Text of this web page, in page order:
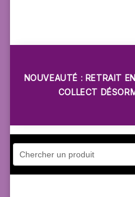
NOUVEAUTÉ : RETRAIT
COLLECT